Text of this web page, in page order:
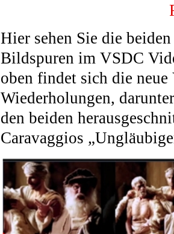
Hier sehen Sie die
Bildspuren im VSDC
oben findet sich die
Wiederholungen,
den beiden
Caravaggios